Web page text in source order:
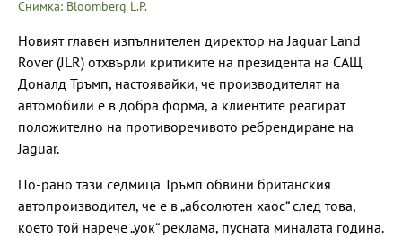
Снимка: Bloomberg L.P.
Новият главен изпълнителен директор на Jaguar Land
Rover (JLR) отхвърли критиките на президента на САЩ
Доналд Тръмп, настоявайки, че производителят на
автомобили е в добра форма, а клиентите реагират
положително на противоречивото ребрендиране на
Jaguar.
По-рано тази седмица Тръмп обвини британския
автопроизводител, че е в „абсолютен хаос“ след това,
което той нарече „уок“ реклама, пусната миналата година.